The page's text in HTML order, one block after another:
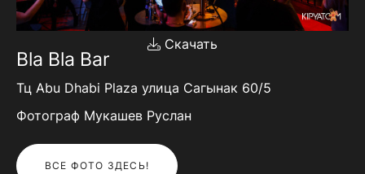
Скачать
Bla Bla Bar
Тц Abu Dhabi Plaza улица Сагынак 60/5
Фотограф Мукашев Руслан
ВСЕ ФОТО ЗДЕСЬ!